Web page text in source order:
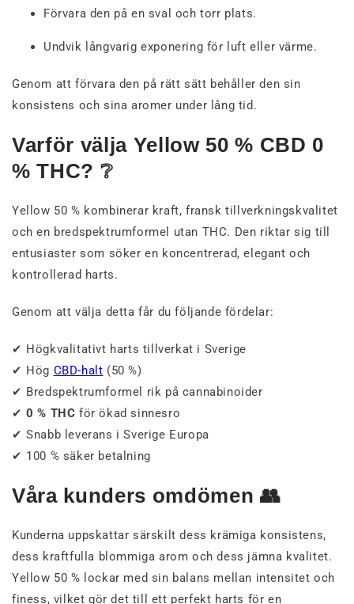
Förvara den på en sval och torr plats.
Undvik långvarig exponering för luft eller värme.
Genom att förvara den på rätt sätt behåller den sin
konsistens och sina aromer under lång tid.
Varför välja Yellow 50 % CBD 0
% THC? ❔
Yellow 50 % kombinerar kraft, fransk tillverkningskvalitet
och en bredspektrumformel utan THC. Den riktar sig till
entusiaster som söker en koncentrerad, elegant och
kontrollerad harts.
Genom att välja detta får du följande fördelar:
✔ Högkvalitativt harts tillverkat i Sverige
✔ Hög CBD-halt (50 %)
✔ Bredspektrumformel rik på cannabinoider
✔0 % THC för ökad sinnesro
✔ Snabb leverans i Sverige Europa
✔ 100 % säker betalning
Våra kunders omdömen 👥
Kunderna uppskattar särskilt dess krämiga konsistens,
dess kraftfulla blommiga arom och dess jämna kvalitet.
Yellow 50 % lockar med sin balans mellan intensitet och
finess, vilket gör det till ett perfekt harts för en